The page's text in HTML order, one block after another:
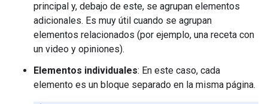
principal y, debajo de este, se agrupan elementos
adicionales. Es muy útil cuando se agrupan
elementos relacionados (por ejemplo, una receta con
un video y opiniones).
Elementos individuales: En este caso, cada
elemento es un bloque separado en la misma página.